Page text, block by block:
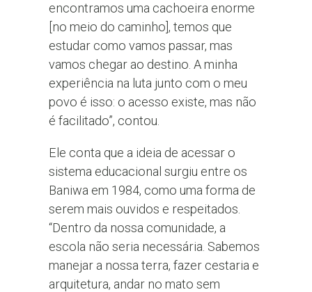
encontramos uma cachoeira enorme
[no meio do caminho], temos que
estudar como vamos passar, mas
vamos chegar ao destino. A minha
experiência na luta junto com o meu
povo é isso: o acesso existe, mas não
é facilitado”, contou.
Ele conta que a ideia de acessar o
sistema educacional surgiu entre os
Baniwa em 1984, como uma forma de
serem mais ouvidos e respeitados.
“Dentro da nossa comunidade, a
escola não seria necessária. Sabemos
manejar a nossa terra, fazer cestaria e
arquitetura, andar no mato sem